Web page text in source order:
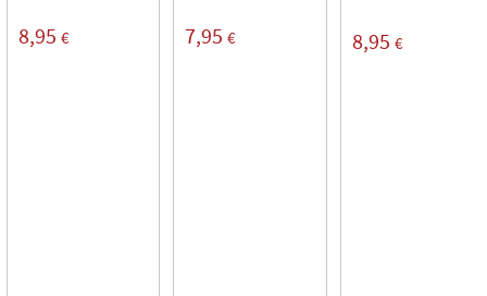
8,95 € 7,95 € 8,95 €